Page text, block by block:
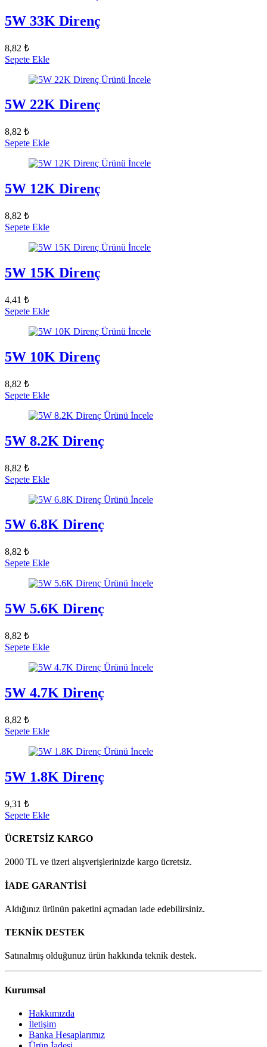
5W 33K Direnç
8,82 ₺
Sepete Ekle
Ürünü İncele
5W 22K Direnç
8,82 ₺
Sepete Ekle
Ürünü İncele
5W 12K Direnç
8,82 ₺
Sepete Ekle
Ürünü İncele
5W 15K Direnç
4,41 ₺
Sepete Ekle
Ürünü İncele
5W 10K Direnç
8,82 ₺
Sepete Ekle
Ürünü İncele
5W 8.2K Direnç
8,82 ₺
Sepete Ekle
Ürünü İncele
5W 6.8K Direnç
8,82 ₺
Sepete Ekle
Ürünü İncele
5W 5.6K Direnç
8,82 ₺
Sepete Ekle
Ürünü İncele
5W 4.7K Direnç
8,82 ₺
Sepete Ekle
Ürünü İncele
5W 1.8K Direnç
9,31 ₺
Sepete Ekle
ÜCRETSİZ KARGO
2000 TL ve üzeri alışverişlerinizde kargo ücretsiz.
İADE GARANTİSİ
Aldığınız ürünün paketini açmadan iade edebilirsiniz.
TEKNİK DESTEK
Satınalmış olduğunuz ürün hakkında teknik destek.
Kurumsal
Hakkımızda
İletişim
Banka Hesaplarımız